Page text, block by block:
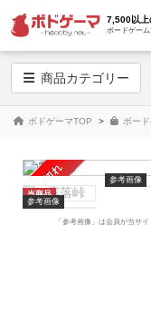
7,500以上
ボードゲーム
商品カテゴリー
ボドゲーマTOP ボー
売り切れ
当商品
参考画像
参考画像
「参考画像」は会員が当サ